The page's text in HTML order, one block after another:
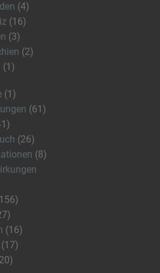
(4)
(16)
(3)
(2)
(1)
(1)
(61)
(26)
(8)
(16)
(17)